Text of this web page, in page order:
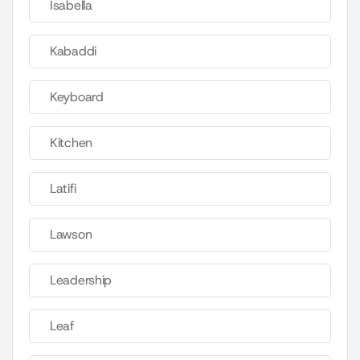
Isabella
Kabaddi
Keyboard
Kitchen
Latifi
Lawson
Leadership
Leaf